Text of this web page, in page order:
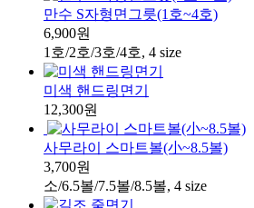
만수 S자형면그릇(1호~4호)
6,900원
1호/2호/3호/4호, 4 size
미색 핸드링면기
12,300원
사무라이 스마트볼(小~8.5볼)
3,700원
소/6.5볼/7.5볼/8.5볼, 4 size